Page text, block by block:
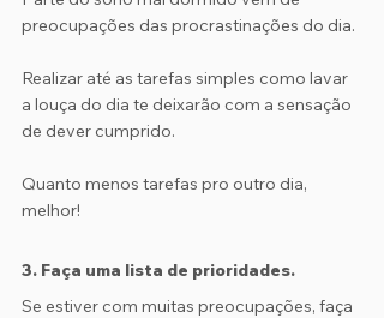
preocupações das procrastinações do dia.
Realizar até as tarefas simples como lavar
a louça do dia te deixarão com a sensação
de dever cumprido.
Quanto menos tarefas pro outro dia,
melhor!
3. Faça uma lista de prioridades.
Se estiver com muitas preocupações, faça